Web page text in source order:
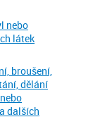
nebo
látek
broušení,
dělání
dalších